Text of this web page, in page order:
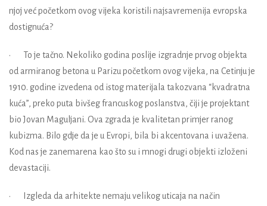
njoj već početkom ovog vijeka koristili najsavremenija evropska
dostignuća?
• To je tačno. Nekoliko godina poslije izgradnje prvog objekta
od armiranog betona u Parizu početkom ovog vijeka, na Cetinju je
1910. godine izvedena od istog materijala takozvana “kvadratna
kuća”, preko puta bivšeg francuskog poslanstva, čiji je projektant
bio Jovan Maguljani. Ova zgrada je kvalitetan primjer ranog
kubizma. Bilo gdje da je u Evropi, bila bi akcentovana i uvažena.
Kod nas je zanemarena kao što su i mnogi drugi objekti izloženi
devastaciji.
• Izgleda da arhitekte nemaju velikog uticaja na način